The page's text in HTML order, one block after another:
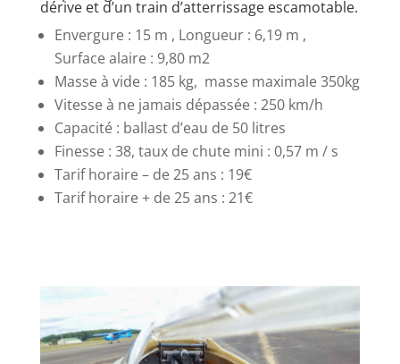
dérive et d’un train d’atterrissage escamotable.
Envergure : 15 m , Longueur : 6,19 m ,
Surface alaire : 9,80 m2
Masse à vide : 185 kg, masse maximale 350kg
Vitesse à ne jamais dépassée : 250 km/h
Capacité : ballast d’eau de 50 litres
Finesse : 38, taux de chute mini : 0,57 m / s
Tarif horaire – de 25 ans : 19€
Tarif horaire + de 25 ans : 21€